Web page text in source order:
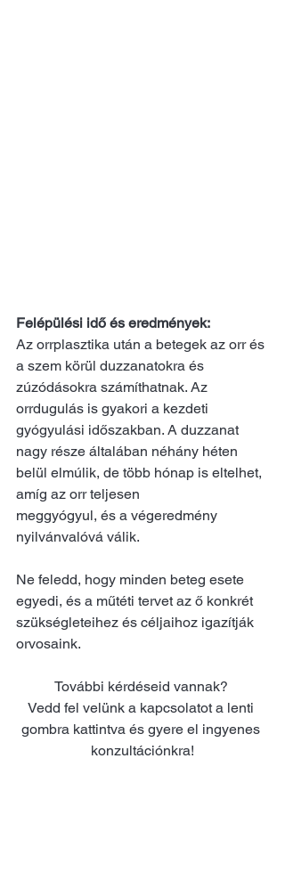
Felépülési idő és eredmények:
Az orrplasztika után a betegek az orr és
a szem körül duzzanatokra és
zúzódásokra számíthatnak. Az
orrdugulás is gyakori a kezdeti
gyógyulási időszakban. A duzzanat
nagy része általában néhány héten
belül elmúlik, de több hónap is eltelhet,
amíg az orr teljesen
meggyógyul, és a végeredmény
nyilvánvalóvá válik.
Ne feledd, hogy minden beteg esete
egyedi, és a műtéti tervet az ő konkrét
szükségleteihez és céljaihoz igazítják
orvosaink.
További kérdéseid vannak?
Vedd fel velünk a kapcsolatot a lenti
gombra kattintva és gyere el ingyenes
konzultációnkra!